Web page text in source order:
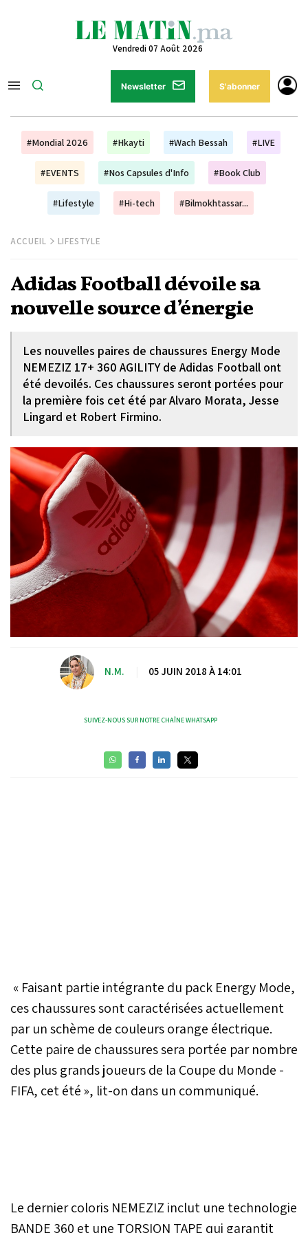
Vendredi 07 Août 2026
Newsletter S'abonner
#Mondial 2026 #Hkayti #Wach Bessah #LIVE
#EVENTS #Nos Capsules d'Info #Book Club
#Lifestyle #Hi-tech #Bilmokhtassar...
ACCUEIL LIFESTYLE
Adidas Football dévoile sa
nouvelle source d’énergie
Les nouvelles paires de chaussures Energy Mode
NEMEZIZ 17+ 360 AGILITY de Adidas Football ont
été devoilés. Ces chaussures seront portées pour
la première fois cet été par Alvaro Morata, Jesse
Lingard et Robert Firmino.
N.M. 05 JUIN 2018 À 14:01
SUIVEZ-NOUS SUR NOTRE CHAÎNE WHATSAPP
« Faisant partie intégrante du pack Energy Mode,
ces chaussures sont caractérisées actuellement
par un schème de couleurs orange électrique.
Cette paire de chaussures sera portée par nombre
des plus grands joueurs de la Coupe du Monde -
FIFA, cet été », lit-on dans un communiqué.
Le dernier coloris NEMEZIZ inclut une technologie
BANDE 360 et une TORSION TAPE qui garantit